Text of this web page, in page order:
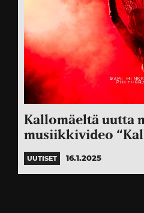
Kallomäeltä uutta
musiikkivideo
UUTISET 16.1.2025